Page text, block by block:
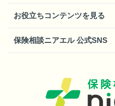
お役立ちコンテンツを見る
保険相談ニアエル 公式SNS